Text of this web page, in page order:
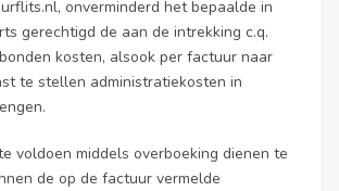
onverminderd het bepaalde in
gerechtigd de aan de intrekking c.q.
kosten, alsook per factuur naar
te stellen administratiekosten in
voldoen middels overboeking dienen te
de op de factuur vermelde